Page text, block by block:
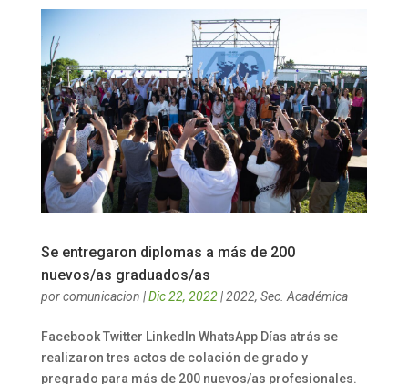
Se entregaron diplomas a más de 200
nuevos/as graduados/as
porcomunicacion |Dic 22, 2022|2022, Sec. Académica
Facebook Twitter LinkedIn WhatsApp Días atrás se
realizaron tres actos de colación de grado y
pregrado para más de 200 nuevos/as profesionales.